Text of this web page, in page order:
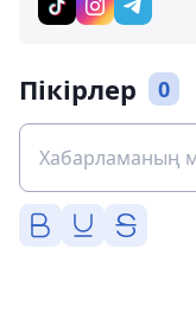
Пікірлер 0